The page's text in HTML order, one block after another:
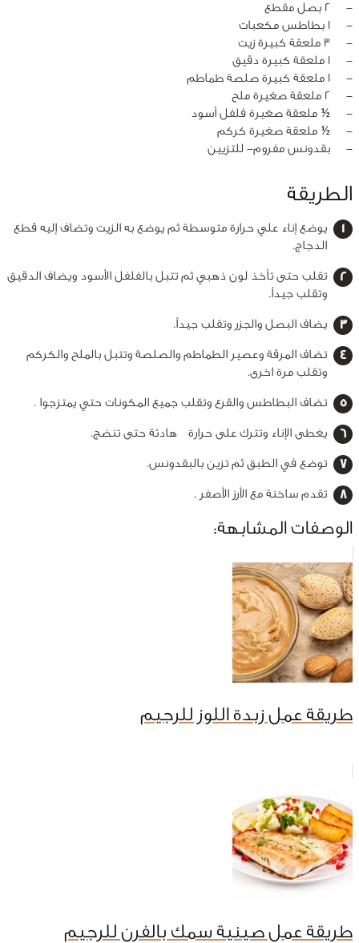
‏-
2 بصل مقطع
‏-
1 بطاطس مكعبات
‏-
3 ملعقة كبيرة زيت
‏-
1 ملعقة كبيرة دقيق
‏-
1 ملعقة كبيرة صلصة طماطم
‏-
2 ملعقة صغيرة ملح
‏-
½ ملعقة صغيرة فلفل أسود
‏-
½ ملعقة صغيرة كركم
‏-
بقدونس مفروم- للتزيين
الطريقة
يوضع إناء علي حرارة متوسطة ثم يوضع به الزيت وتضاف إليه قطع
الدجاج.
تقلب حتى تأخذ لون ذهبي ثم تتبل بالفلفل الأسود ويضاف الدقيق
وتقلب جيداً.
يضاف البصل والجزر وتقلب جيداً.
تضاف المرقة وعصير الطماطم والصلصة وتتبل بالملح والكركم
وتقلب مرة اخرى.
تضاف البطاطس والقرع وتقلب جميع المكونات حتي يمتزجوا .
يغطى الإناء وتترك على حرارة هادئة حتى تنضج.
توضع في الطبق ثم تزين بالبقدونس.
تقدم ساخنة مع الأرز الأصفر .
الوصفات المشابهة:
طريقة عمل زبدة اللوز للرجيم
طريقة عمل صينية سمك بالفرن للرجيم